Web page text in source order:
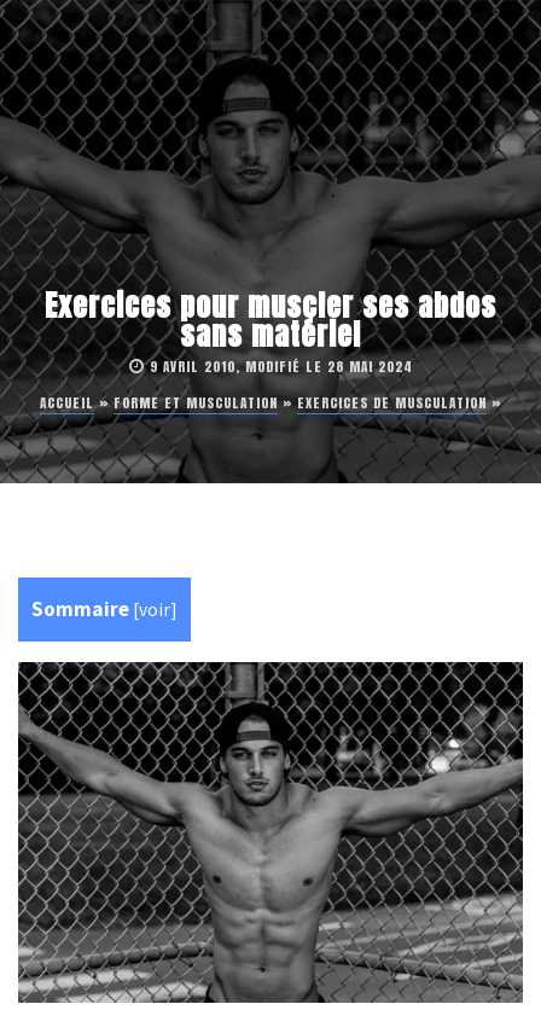
Exercices pour muscler ses abdos
sans matériel
9 AVRIL 2010, MODIFIÉ LE 28 MAI 2024
ACCUEIL»FORME ET MUSCULATION» EXERCICES DE MUSCULATION»
Sommaire [voir]